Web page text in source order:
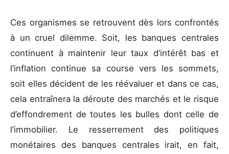
Ces organismes se retrouvent dès lors confrontés
à un cruel dilemme. Soit, les banques centrales
continuent à maintenir leur taux d’intérêt bas et
l’inflation continue sa course vers les sommets,
soit elles décident de les réévaluer et dans ce cas,
cela entraînera la déroute des marchés et le risque
d’effondrement de toutes les bulles dont celle de
l’immobilier. Le resserrement des politiques
monétaires des banques centrales irait, en fait,